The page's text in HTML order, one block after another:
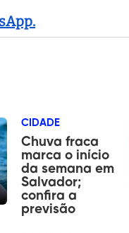
CIDADE
Chuva fraca
marca o início
da semana em
Salvador;
confira a
previsão